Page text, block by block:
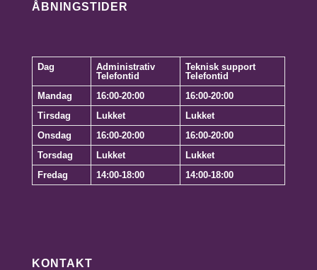
ÅBNINGSTIDER
Dag
Administrativ
Telefontid
Teknisk support
Telefontid
Mandag
16:00-20:00
16:00-20:00
Tirsdag
Lukket
Lukket
Onsdag
16:00-20:00
16:00-20:00
Torsdag
Lukket
Lukket
Fredag
14:00-18:00 14:00-18:00
KONTAKT